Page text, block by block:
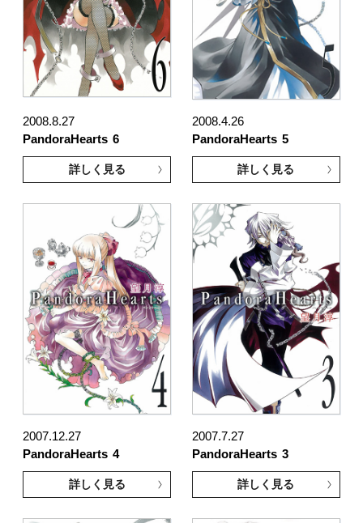
2008.8.27
PandoraHearts 6
詳しく見る
2008.4.26
PandoraHearts 5
詳しく見る
2007.12.27
PandoraHearts 4
詳しく見る
2007.7.27
PandoraHearts 3
詳しく見る